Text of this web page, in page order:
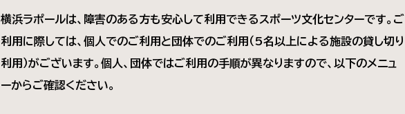
横浜ラポールは、障害のある方も安心して利用できるスポーツ文化センターです。ご
利用に際しては、個人でのご利用と団体でのご利用（5名以上による施設の貸し切り
利用）がございます。個人、団体ではご利用の手順が異なりますので、以下のメニュ
ーからご確認ください。